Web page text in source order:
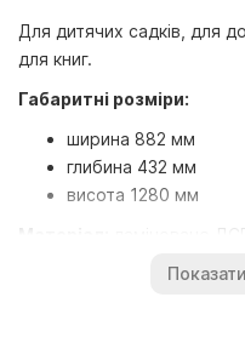
Для дитячих садків, для
для книг.
Габаритні розміри:
ширина 882 мм
глибина 432 мм
висота 1280 мм
Матеріал:
ламіноване
обклеєної по торцях